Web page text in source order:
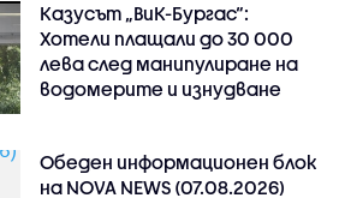
Казусът „ВиК-Бургас“:
Хотели плащали до 30 000
лева след манипулиране на
водомерите и изнудване
Обеден информационен блок
на NOVA NEWS (07.08.2026)